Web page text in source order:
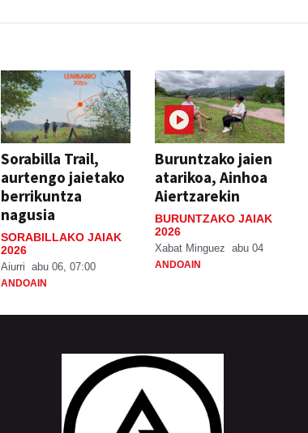
Sorabilla Trail,
aurtengo jaietako
berrikuntza
nagusia
SORABILLAKO JAIAK
2026
Aiurri abu 06, 07:00
ANDOAIN
Buruntzako jaien
atarikoa, Ainhoa
Aiertzarekin
BURUNTZAKO JAIAK
2026
Xabat Minguez abu 04
ANDOAIN